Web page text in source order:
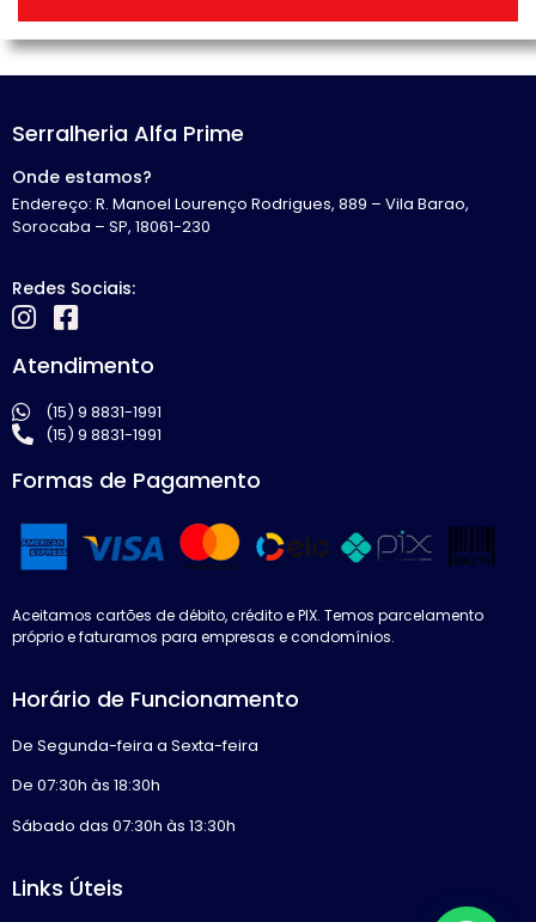
Serralheria Alfa Prime
Onde estamos?
Endereço: R. Manoel Lourenço Rodrigues, 889 – Vila Barao,
Sorocaba – SP, 18061-230
Redes Sociais:
Atendimento
(15) 9 8831-1991
(15) 9 8831-1991
Formas de Pagamento
Aceitamos cartões de débito, crédito e PIX. Temos parcelamento
próprio e faturamos para empresas e condomínios.
Horário de Funcionamento
De Segunda-feira a Sexta-feira
De 07:30h às 18:30h
Sábado das 07:30h às 13:30h
Links Úteis